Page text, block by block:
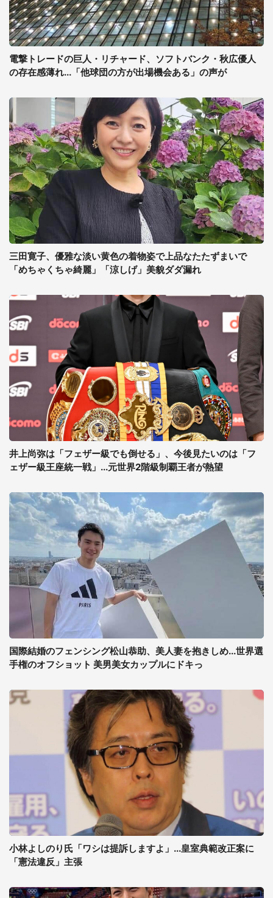
電撃トレードの巨人・リチャード、ソフトバンク・秋広優人
の存在感薄れ...「他球団の方が出場機会ある」の声が
三田寛子、優雅な淡い黄色の着物姿で上品なたたずまいで
「めちゃくちゃ綺麗」「涼しげ」美貌ダダ漏れ
井上尚弥は「フェザー級でも倒せる」、今後見たいのは「フ
ェザー級王座統一戦」...元世界2階級制覇王者が熱望
国際結婚のフェンシング松山恭助、美人妻を抱きしめ...世界選
手権のオフショット 美男美女カップルにドキっ
小林よしのり氏「ワシは提訴しますよ」...皇室典範改正案に
「憲法違反」主張